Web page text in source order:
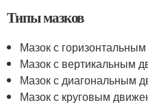
Типы мазков
Мазок с
Мазок с вертикальным
Мазок с диагональным
Мазок с круговым